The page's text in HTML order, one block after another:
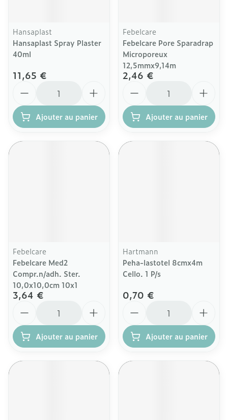
Hansaplast
Hansaplast Spray Plaster
40ml
11,65 €
Ajouter au panier
Febelcare
Febelcare Pore Sparadrap
Microporeux
12,5mmx9,14m
2,46 €
Ajouter au panier
Febelcare
Febelcare Med2
Compr.n/adh. Ster.
10,0x10,0cm 10x1
3,64 €
Ajouter au panier
Hartmann
Peha-lastotel 8cmx4m
Cello. 1 P/s
0,70 €
Ajouter au panier